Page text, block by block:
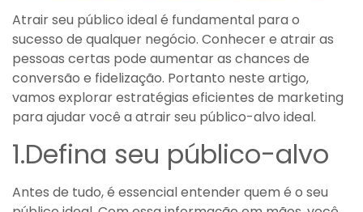
Atrair seu público ideal é fundamental para o
sucesso de qualquer negócio. Conhecer e atrair as
pessoas certas pode aumentar as chances de
conversão e fidelização. Portanto neste artigo,
vamos explorar estratégias eficientes de marketing
para ajudar você a atrair seu público-alvo ideal.
1.Defina seu público-alvo
Antes de tudo, é essencial entender quem é o seu